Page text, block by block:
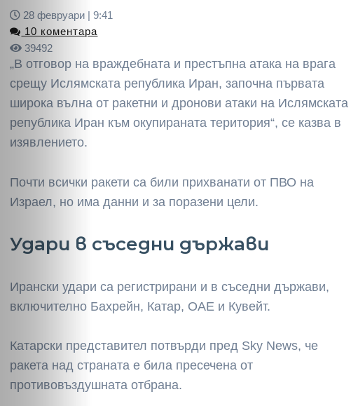
28 февруари | 9:41
10 коментара
39492
„В отговор на враждебната и престъпна атака на врага
срещу Ислямската република Иран, започна първата
широка вълна от ракетни и дронови атаки на Ислямската
република Иран към окупираната територия“, се казва в
изявлението.
Почти всички ракети са били прихванати от ПВО на
Израел, но има данни и за поразени цели.
Удари в съседни държави
Ирански удари са регистрирани и в съседни държави,
включително Бахрейн, Катар, ОАЕ и Кувейт.
Катарски представител потвърди пред Sky News, че
ракета над страната е била пресечена от
противовъздушната отбрана.